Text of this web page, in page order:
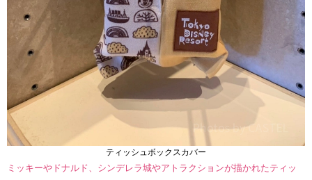
ティッシュボックスカバー
ミッキーやドナルド、シンデレラ城やアトラクションが描かれたティッ